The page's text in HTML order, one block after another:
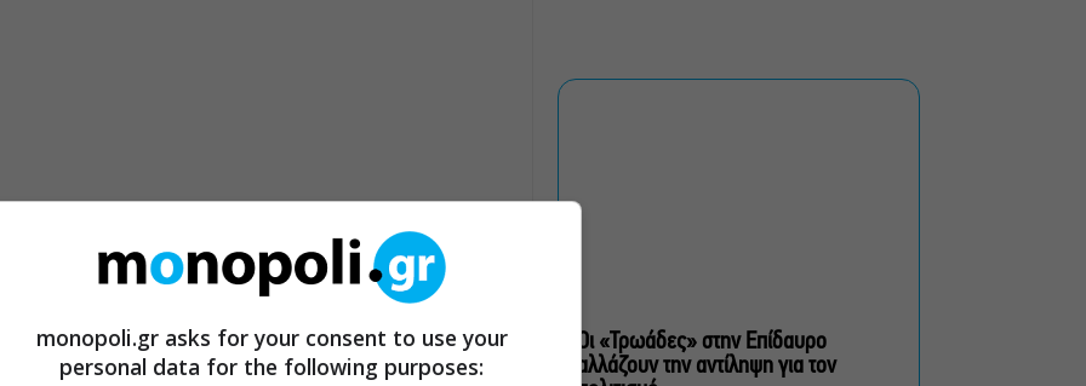
αθηναϊκά θέατρα θα δούμε
Οι «Τρωάδες» στην Επίδαυρο
αλλάζουν την αντίληψη για τον
monopoli.gr asks for your consent to use your
personal data for the following purposes: